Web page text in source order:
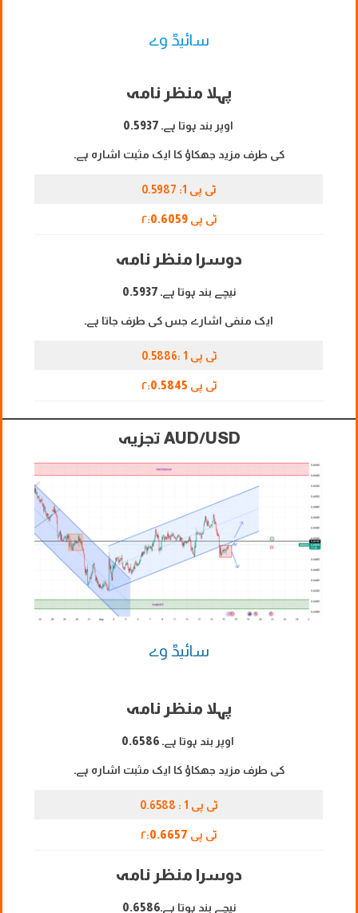
سائیڈ وے
پہلا منظر نامہ
اوپر بند ہوتا ہے۔ 0.5937
کی طرف مزید جھکاؤ کا ایک مثبت اشارہ ہے۔
ٹی پی 1: 0.5987
ٹی پی ۲: 0.6059
دوسرا منظر نامہ
نیچے بند ہوتا ہے۔ 0.5937
ایک منفی اشارے جس کی طرف جاتا ہے۔
ٹی پی 1 :0.5886
ٹی پی ۲: 0.5845
AUD/USD تجزیہ
سائیڈ وے
پہلا منظر نامہ
اوپر بند ہوتا ہے۔ 0.6586
کی طرف مزید جھکاؤ کا ایک مثبت اشارہ ہے۔
ٹی پی 1 : 0.6588
ٹی پی ۲: 0.6657
دوسرا منظر نامہ
نیچے بند ہوتا ہے۔0.6586